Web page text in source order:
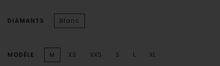
DIAMANTS Blanc
MODÈLE M XS XXS S L XL